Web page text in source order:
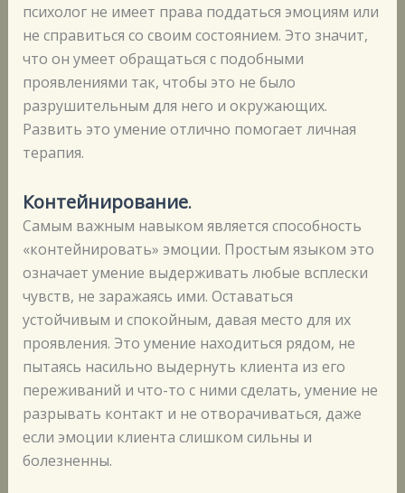
психолог не имеет права поддаться эмоциям или
не справиться со своим состоянием. Это значит,
что он умеет обращаться с подобными
проявлениями так, чтобы это не было
разрушительным для него и окружающих.
Развить это умение отлично помогает личная
терапия.
Контейнирование.
Самым важным навыком является способность
«контейнировать» эмоции. Простым языком это
означает умение выдерживать любые всплески
чувств, не заражаясь ими. Оставаться
устойчивым и спокойным, давая место для их
проявления. Это умение находиться рядом, не
пытаясь насильно выдернуть клиента из его
переживаний и что-то с ними сделать, умение не
разрывать контакт и не отворачиваться, даже
если эмоции клиента слишком сильны и
болезненны.